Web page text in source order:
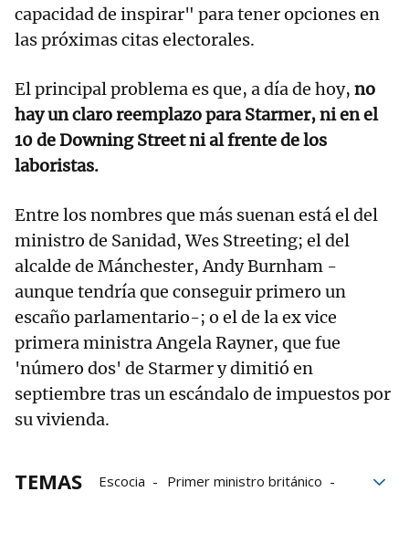
capacidad de inspirar" para tener opciones en
las próximas citas electorales.
El principal problema es que, a día de hoy, no
hay un claro reemplazo para Starmer, ni en el
10 de Downing Street ni al frente de los
laboristas.
Entre los nombres que más suenan está el del
ministro de Sanidad, Wes Streeting; el del
alcalde de Mánchester, Andy Burnham -
aunque tendría que conseguir primero un
escaño parlamentario-; o el de la ex vice
primera ministra Angela Rayner, que fue
'número dos' de Starmer y dimitió en
septiembre tras un escándalo de impuestos por
su vivienda.
TEMAS Escocia
Primer ministro británico